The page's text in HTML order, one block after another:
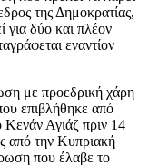
της Δημοκρατίας,
για δύο και πλέον
εναντίον
με προεδρική χάρη
επιβλήθηκε από
Κενάν Αγιάζ πριν 14
από την Κυπριακή
που έλαβε το